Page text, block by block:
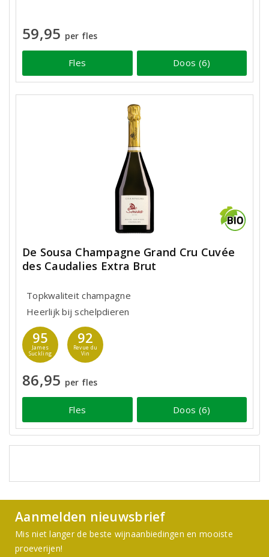
59,95 per fles
Fles Doos (6)
De Sousa Champagne Grand Cru Cuvée
des Caudalies Extra Brut
Topkwaliteit champagne
Heerlijk bij schelpdieren
95
James
Suckling
92
Revue du
Vin
86,95 per fles
Fles Doos (6)
Aanmelden nieuwsbrief
Mis niet langer de beste wijnaanbiedingen en mooiste
proeverijen!